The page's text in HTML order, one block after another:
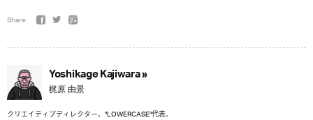
Share:
Yoshikage Kajiwara »
梶原 由景
クリエイティブディレクター。"LOWERCASE"代表。